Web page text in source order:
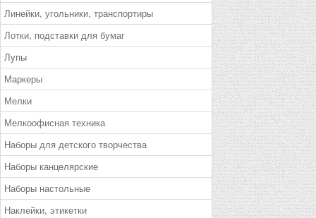
Линейки, угольники, транспортиры
Лотки, подставки для бумаг
Лупы
Маркеры
Мелки
Мелкоофисная техника
Наборы для детского творчества
Наборы канцелярские
Наборы настольные
Наклейки, этикетки